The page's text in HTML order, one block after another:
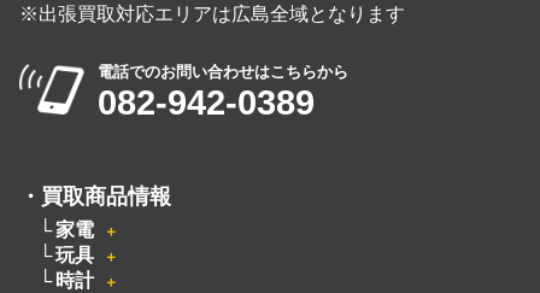
※出張買取対応エリアは広島全域となります
電話でのお問い合わせはこちらから
082-942-0389
・ 買取商品情報
家電 ＋
玩具 ＋
時計 ＋